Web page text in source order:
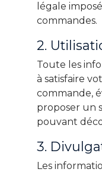
légale
commandes.
2.
Toute les
à satisfaire
commande,
proposer un
pouvant
3.
Les